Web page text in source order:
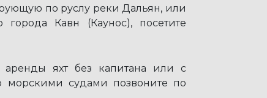
по руслу реки Дальян, или
Кавн (Каунос), посетите
аренды яхт без капитана или с
морскими судами позвоните по